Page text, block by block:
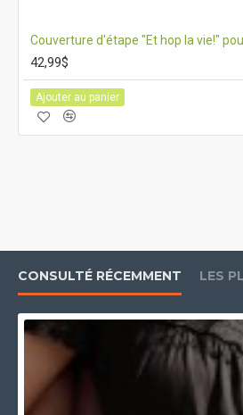
Couverture d'étape "Et hop la vie!"
42,99$
Ajouter au panier
CONSULTÉ RÉCEMMENT LES